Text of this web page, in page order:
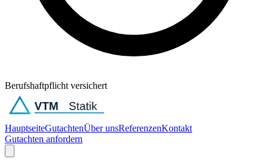
Berufshaftpflicht versichert
HauptseiteGutachtenÜber unsReferenzenKontakt
Gutachten anfordern